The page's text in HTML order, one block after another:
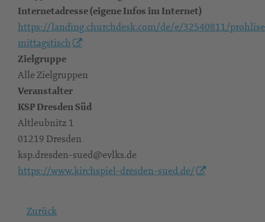
Internetadresse (eigene Infos im Internet)
https://landing.churchdesk.com/de/e/32540811/
mittagstisch
Zielgruppe
Alle Zielgruppen
Veranstalter
KSP Dresden Süd
Altleubnitz 1
01219 Dresden
ksp.dresden-sued@evlks.de
https://www.kirchspiel-dresden-sued.de/
Zurück